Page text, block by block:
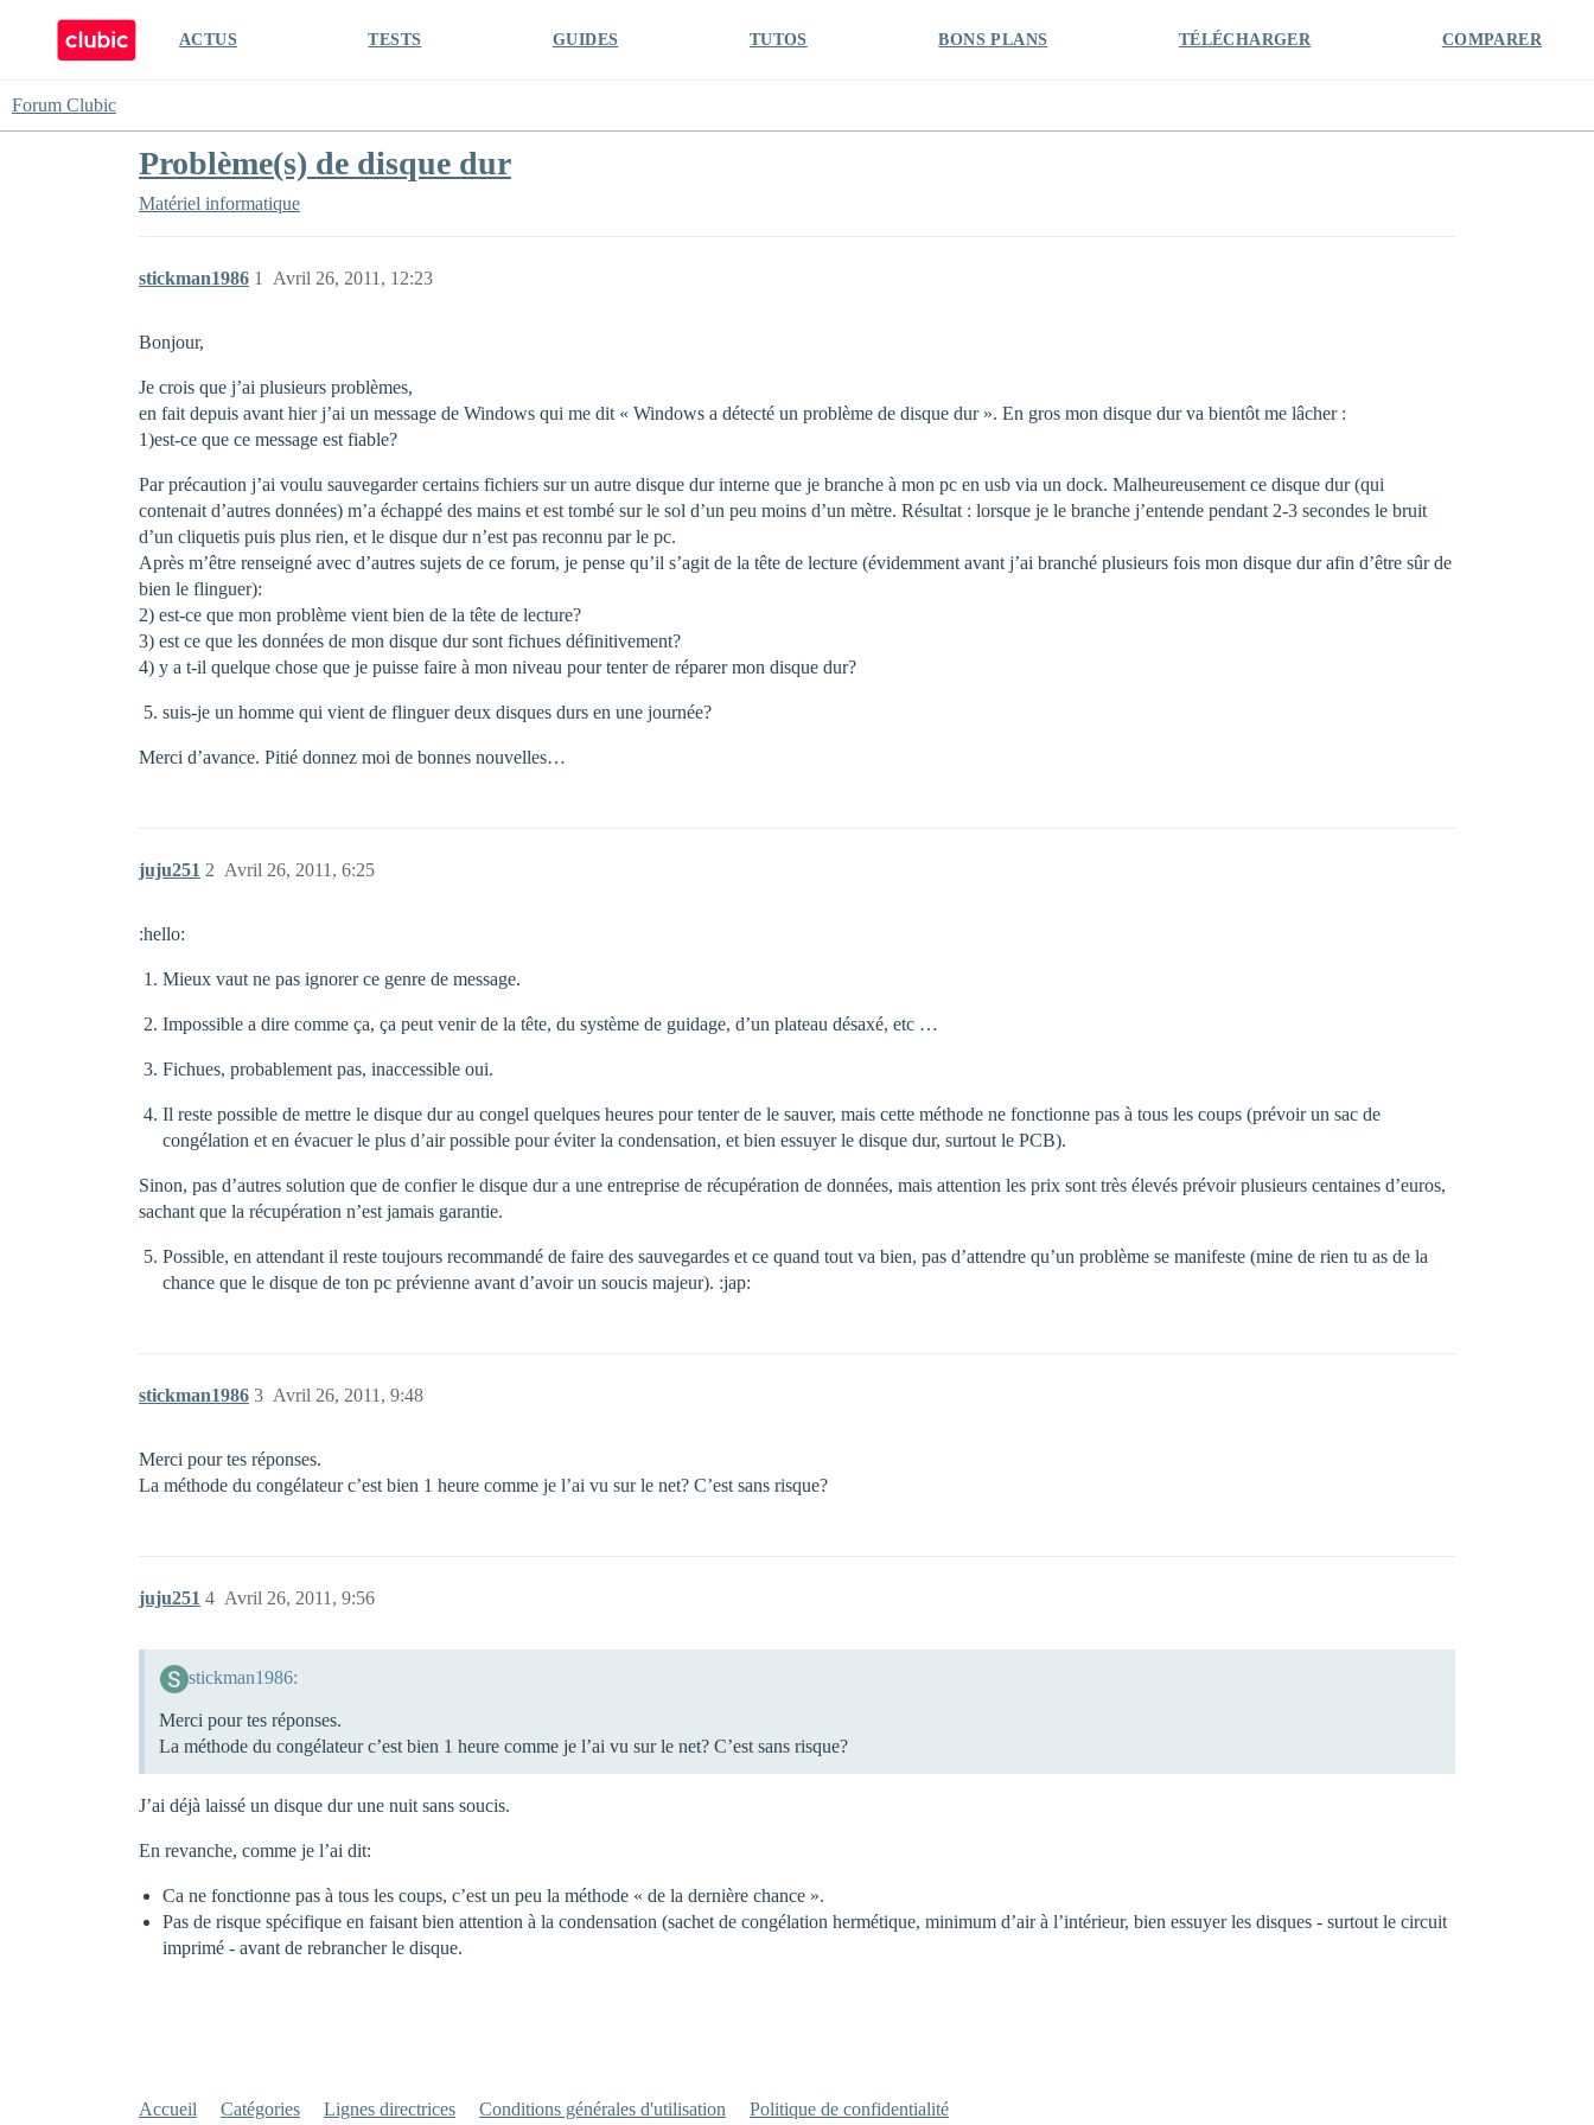
ACTUS TESTS GUIDES TUTOS BONS PLANS TÉLÉCHARGER COMPARER
Forum Clubic
Problème(s) de disque dur
Matériel informatique
stickman1986 Avril 26, 2011, 12:23
1
Bonjour,
Je crois que j’ai plusieurs problèmes,
en fait depuis avant hier j’ai un message de Windows qui me dit « Windows a détecté un problème de disque dur ». En gros mon disque dur va bientôt me lâcher :
1)est-ce que ce message est fiable?
Par précaution j’ai voulu sauvegarder certains fichiers sur un autre disque dur interne que je branche à mon pc en usb via un dock. Malheureusement ce disque dur (qui
contenait d’autres données) m’a échappé des mains et est tombé sur le sol d’un peu moins d’un mètre. Résultat : lorsque je le branche j’entende pendant 2-3 secondes le bruit
d’un cliquetis puis plus rien, et le disque dur n’est pas reconnu par le pc.
Après m’être renseigné avec d’autres sujets de ce forum, je pense qu’il s’agit de la tête de lecture (évidemment avant j’ai branché plusieurs fois mon disque dur afin d’être sûr de
bien le flinguer):
2) est-ce que mon problème vient bien de la tête de lecture?
3) est ce que les données de mon disque dur sont fichues définitivement?
4) y a t-il quelque chose que je puisse faire à mon niveau pour tenter de réparer mon disque dur?
suis-je un homme qui vient de flinguer deux disques durs en une journée?
Merci d’avance. Pitié donnez moi de bonnes nouvelles…
juju251 Avril 26, 2011, 6:25
2
:hello:
Mieux vaut ne pas ignorer ce genre de message.
Impossible a dire comme ça, ça peut venir de la tête, du système de guidage, d’un plateau désaxé, etc …
Fichues, probablement pas, inaccessible oui.
Il reste possible de mettre le disque dur au congel quelques heures pour tenter de le sauver, mais cette méthode ne fonctionne pas à tous les coups (prévoir un sac de
congélation et en évacuer le plus d’air possible pour éviter la condensation, et bien essuyer le disque dur, surtout le PCB).
Sinon, pas d’autres solution que de confier le disque dur a une entreprise de récupération de données, mais attention les prix sont très élevés prévoir plusieurs centaines d’euros,
sachant que la récupération n’est jamais garantie.
Possible, en attendant il reste toujours recommandé de faire des sauvegardes et ce quand tout va bien, pas d’attendre qu’un problème se manifeste (mine de rien tu as de la
chance que le disque de ton pc prévienne avant d’avoir un soucis majeur). :jap:
stickman1986 Avril 26, 2011, 9:48
3
Merci pour tes réponses.
La méthode du congélateur c’est bien 1 heure comme je l’ai vu sur le net? C’est sans risque?
juju251 Avril 26, 2011, 9:56
4
stickman1986:
Merci pour tes réponses.
La méthode du congélateur c’est bien 1 heure comme je l’ai vu sur le net? C’est sans risque?
J’ai déjà laissé un disque dur une nuit sans soucis.
En revanche, comme je l’ai dit:
Ca ne fonctionne pas à tous les coups, c’est un peu la méthode « de la dernière chance ».
Pas de risque spécifique en faisant bien attention à la condensation (sachet de congélation hermétique, minimum d’air à l’intérieur, bien essuyer les disques - surtout le circuit
imprimé - avant de rebrancher le disque.
Accueil Catégories Lignes directrices Conditions générales d'utilisation Politique de confidentialité